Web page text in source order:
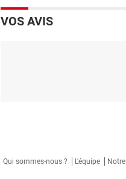
VOS AVIS
Qui sommes-nous ? L'équipe